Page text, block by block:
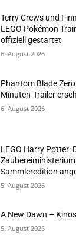
Terry Crews und
LEGO Pokémon
offiziell gestartet
6. August 2026
Phantom Blade
Minuten-Trailer
6. August 2026
LEGO Harry Potter:
Sammleredition
5. August 2026
A New Dawn –
5. August 2026